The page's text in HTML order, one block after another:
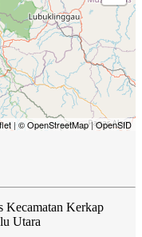
| © OpenStreetMap|OpenSID
Kecamatan Kerkap
Utara